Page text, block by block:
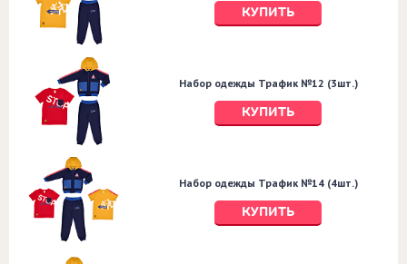
КУПИТЬ
Набор одежды Трафик №12 (3шт.)
КУПИТЬ
Набор одежды Трафик №14 (4шт.)
КУПИТЬ